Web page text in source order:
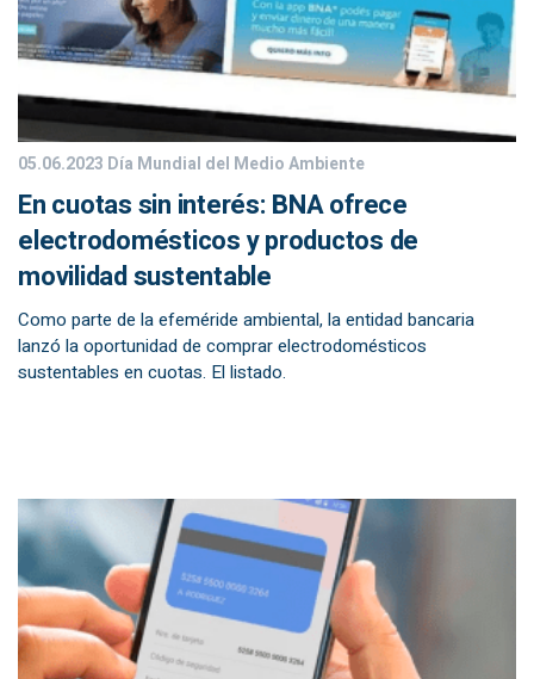
05.06.2023 Día Mundial del Medio Ambiente
En cuotas sin interés: BNA ofrece
electrodomésticos y productos de
movilidad sustentable
Como parte de la efeméride ambiental, la entidad bancaria
lanzó la oportunidad de comprar electrodomésticos
sustentables en cuotas. El listado.